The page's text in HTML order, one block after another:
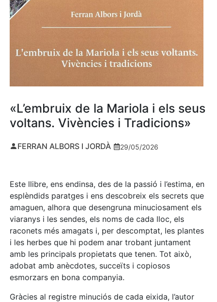
«L’embruix de la Mariola i els seus
voltans. Vivències i Tradicions»
FERRAN ALBORS I JORDÀ 29/05/2026
Este llibre, ens endinsa, des de la passió i l’estima, en
esplèndids paratges i ens descobreix els secrets que
amaguen, alhora que desengruna minuciosament els
viaranys i les sendes, els noms de cada lloc, els
raconets més amagats i, per descomptat, les plantes
i les herbes que hi podem anar trobant juntament
amb les principals propietats que tenen. Tot això,
adobat amb anècdotes, succeïts i copiosos
esmorzars en bona companyia.
Gràcies al registre minuciós de cada eixida, l’autor